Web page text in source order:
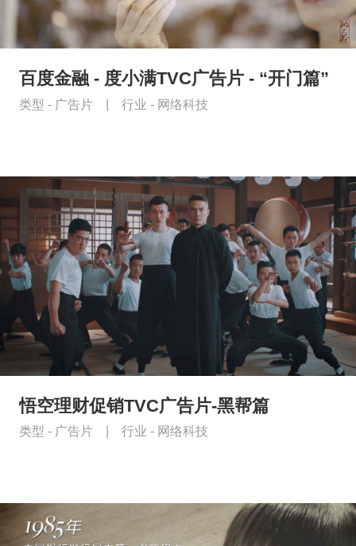
百度金融 - 度小满TVC广告片 - “开门篇”
类型 - 广告片 行业 - 网络科技
悟空理财促销TVC广告片-黑帮篇
类型 - 广告片 行业 - 网络科技